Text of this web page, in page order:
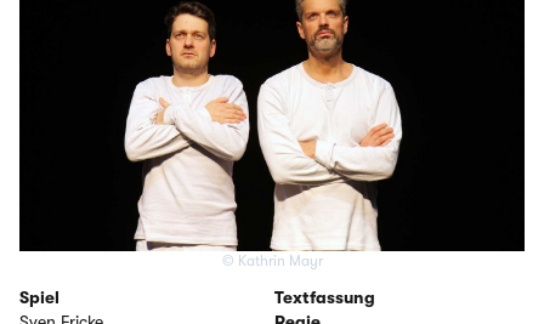
© Kathrin Mayr
Spiel
Textfassung